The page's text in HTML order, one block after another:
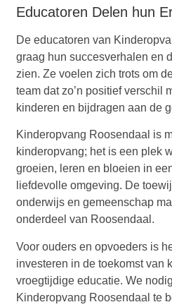
Educatoren Delen hun
De educatoren van
graag hun succesverhalen en
zien. Ze voelen zich trots om
team dat zo’n positief verschil
kinderen en bijdragen aan de
Kinderopvang Roosendaal is
kinderopvang; het is een plek
groeien, leren en bloeien in
liefdevolle omgeving. De
onderwijs en gemeenschap
onderdeel van Roosendaal.
Voor ouders en opvoeders is
investeren in de toekomst van
vroegtijdige educatie. We
Kinderopvang Roosendaal te